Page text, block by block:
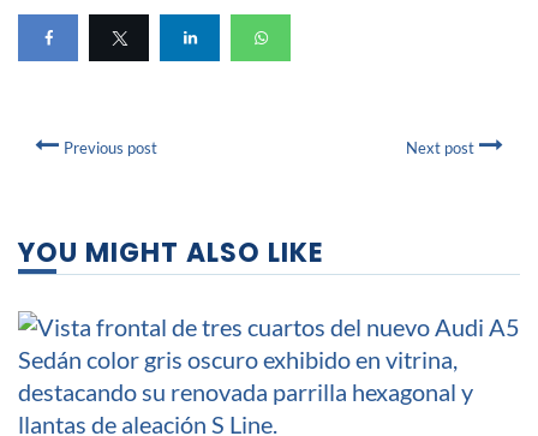
Previous post Next post
YOU MIGHT ALSO LIKE